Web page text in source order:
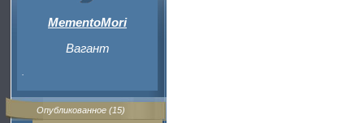
MementoMori
Вагант
Опубликованное (15)